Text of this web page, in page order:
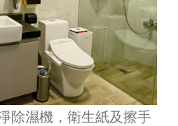
除濕機，衛生紙及擦手